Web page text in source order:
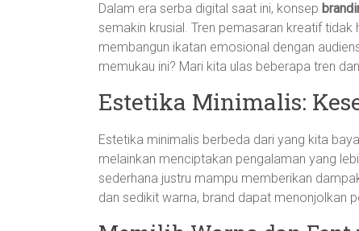
Dalam era serba digital saat ini, konsep
semakin krusial. Tren pemasaran kreatif
membangun ikatan emosional dengan
memukau ini? Mari kita ulas beberapa tren
Estetika Minimalis:
Estetika minimalis berbeda dari yang kita
melainkan menciptakan pengalaman yang
sederhana justru mampu memberikan
dan sedikit warna, brand dapat menonjolkan